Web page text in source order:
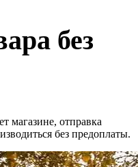
без
магазине, отправка
без предоплаты.